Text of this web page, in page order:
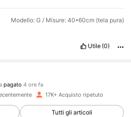
Modello: G / Misure: 40*60cm (tela pura)
Utile (0)
segue5 ore fa
17K+ Acquisto ripetuto
Tutti gli articoli